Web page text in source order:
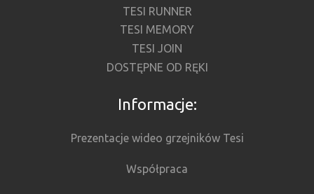
TESI RUNNER
TESI MEMORY
TESI JOIN
DOSTĘPNE OD RĘKI
Informacje:
Prezentacje wideo grzejników Tesi
Współpraca